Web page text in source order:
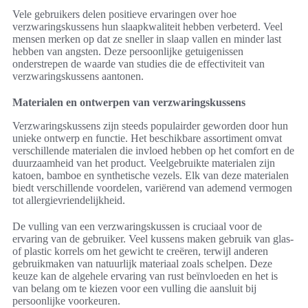
Vele gebruikers delen positieve ervaringen over hoe
verzwaringskussens hun slaapkwaliteit hebben verbeterd. Veel
mensen merken op dat ze sneller in slaap vallen en minder last
hebben van angsten. Deze persoonlijke getuigenissen
onderstrepen de waarde van studies die de effectiviteit van
verzwaringskussens aantonen.
Materialen en ontwerpen van verzwaringskussens
Verzwaringskussens zijn steeds populairder geworden door hun
unieke ontwerp en functie. Het beschikbare assortiment omvat
verschillende materialen die invloed hebben op het comfort en de
duurzaamheid van het product. Veelgebruikte materialen zijn
katoen, bamboe en synthetische vezels. Elk van deze materialen
biedt verschillende voordelen, variërend van ademend vermogen
tot allergievriendelijkheid.
De vulling van een verzwaringskussen is cruciaal voor de
ervaring van de gebruiker. Veel kussens maken gebruik van glas-
of plastic korrels om het gewicht te creëren, terwijl anderen
gebruikmaken van natuurlijk materiaal zoals schelpen. Deze
keuze kan de algehele ervaring van rust beïnvloeden en het is
van belang om te kiezen voor een vulling die aansluit bij
persoonlijke voorkeuren.